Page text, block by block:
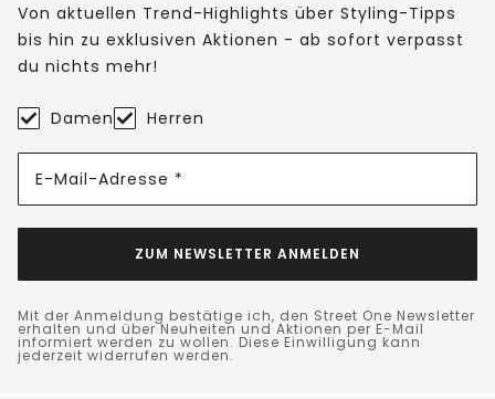
Von aktuellen Trend-Highlights über Styling-Tipps
bis hin zu exklusiven Aktionen - ab sofort verpasst
du nichts mehr!
Damen Herren
E-Mail-Adresse *
ZUM NEWSLETTER ANMELDEN
Mit der Anmeldung bestätige ich, den Street One Newsletter
erhalten und über Neuheiten und Aktionen per E-Mail
informiert werden zu wollen. Diese Einwilligung kann
jederzeit widerrufen werden.